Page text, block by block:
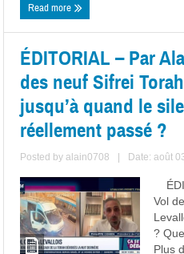
Read more
ÉDITORIAL – Par
des neuf Sifrei
jusqu’à quand le
réellement passé ?
Posted byalain0708 Date: août
Vol
?
Plus